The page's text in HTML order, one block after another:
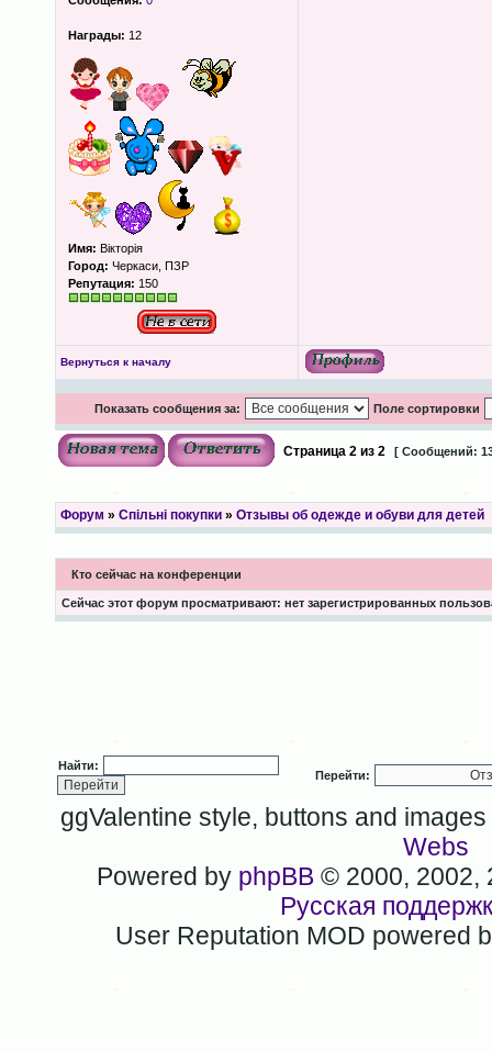
Награды: 12
Имя: Вікторія
Город: Черкаси, ПЗР
Репутация: 150
Вернуться к началу
Показать сообщения за: Поле сортировки
Страница 2из 2 [ Сообщений:
Форум » Спільні покупки» Отзывы об одежде и обуви для детей
Кто сейчас на конференции
Сейчас этот форум просматривают: нет зарегистрированных
Найти:
Перейти:
ggValentine style, buttons and
Webs
Powered by phpBB © 2000, 2002,
Русская
User Reputation MOD powered